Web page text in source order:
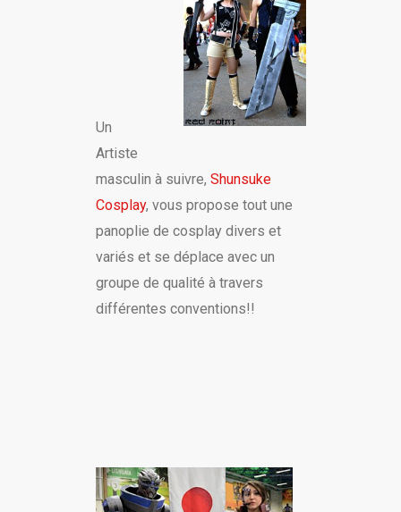
Un
Artiste
masculin à suivre, Shunsuke
Cosplay, vous propose tout une
panoplie de cosplay divers et
variés et se déplace avec un
groupe de qualité à travers
différentes conventions!!